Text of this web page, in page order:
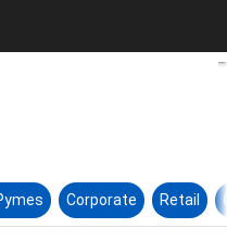
en electrónica de
Corporate Retail